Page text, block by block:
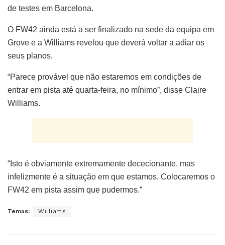
de testes em Barcelona.
O FW42 ainda está a ser finalizado na sede da equipa em
Grove e a Williams revelou que deverá voltar a adiar os
seus planos.
“Parece provável que não estaremos em condições de
entrar em pista até quarta-feira, no mínimo”, disse Claire
Williams.
“Isto é obviamente extremamente dececionante, mas
infelizmente é a situação em que estamos. Colocaremos o
FW42 em pista assim que pudermos.”
Temas: Williams